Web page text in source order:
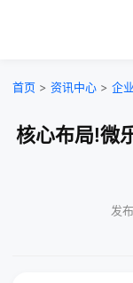
首页 > 资讯中心 > 企
核心布局!微
发